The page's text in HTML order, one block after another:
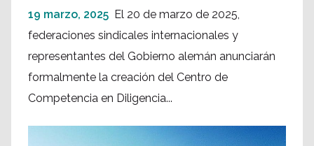
19 marzo, 2025 El 20 de marzo de 2025,
federaciones sindicales internacionales y
representantes del Gobierno alemán anunciarán
formalmente la creación del Centro de
Competencia en Diligencia...